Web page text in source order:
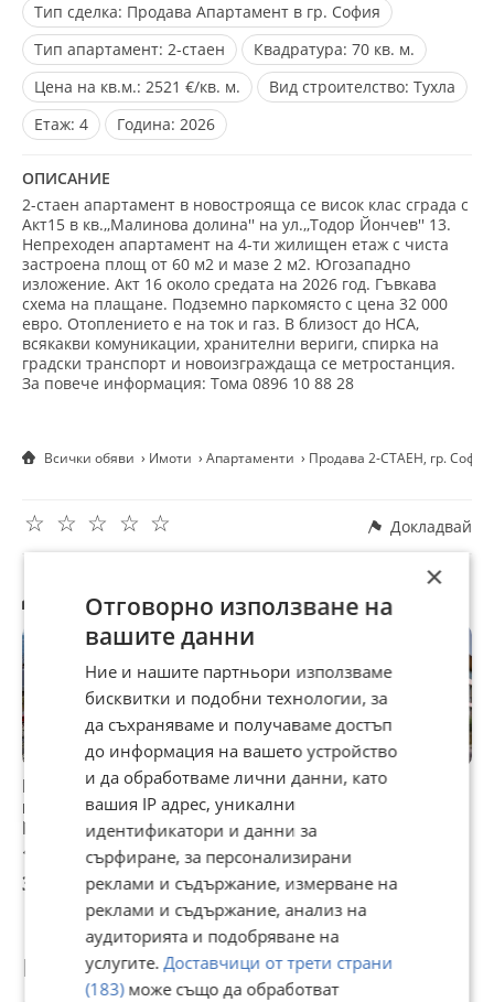
Тип сделка: Продава Апартамент в гр. София
Тип апартамент: 2-стаен Квадратура: 70 кв. м.
Цена на кв.м.: 2521 €/кв. м. Вид строителство: Тухла
Eтаж: 4 Година: 2026
ОПИСАНИЕ
2-стаен апартамент в новострояща се висок клас сграда с
Акт15 в кв.,,Малинова долина'' на ул.,,Тодор Йончев'' 13.
Непреходен апартамент на 4-ти жилищен етаж с чиста
застроена площ от 60 м2 и мазе 2 м2. Югозападно
изложение. Акт 16 около средата на 2026 год. Гъвкава
схема на плащане. Подземно паркомясто с цена 32 000
евро. Отоплението е на ток и газ. В близост до НСА,
всякакви комуникации, хранителни вериги, спирка на
градски транспорт и новоизграждаща се метростанция.
За повече информация: Тома 0896 10 88 28
Всички обяви Имоти Апартаменти Продава 2-СТАЕН, гр.
☆
☆
☆
☆
☆ Докладвай
Другите търсят също
Продава 2-СТАЕН,
гр. София,
Малинова долина
175 560 €
343 365,51 лв
Продава 2-СТАЕН,
гр. София,
Малинова долина
168 000 €
328 579,44 лв
Продава 2-СТАЕН,
153 595 €
300 405,71 лв
Потребител
×
Отговорно използване на
вашите данни
Ние и нашите партньори използваме
бисквитки и подобни технологии, за
да съхраняваме и получаваме достъп
до информация на вашето устройство
и да обработваме лични данни, като
вашия IP адрес, уникални
идентификатори и данни за
сърфиране, за персонализирани
реклами и съдържание, измерване на
реклами и съдържание, анализ на
аудиторията и подобряване на
услугите. Доставчици от трети страни
(183)може също да обработват